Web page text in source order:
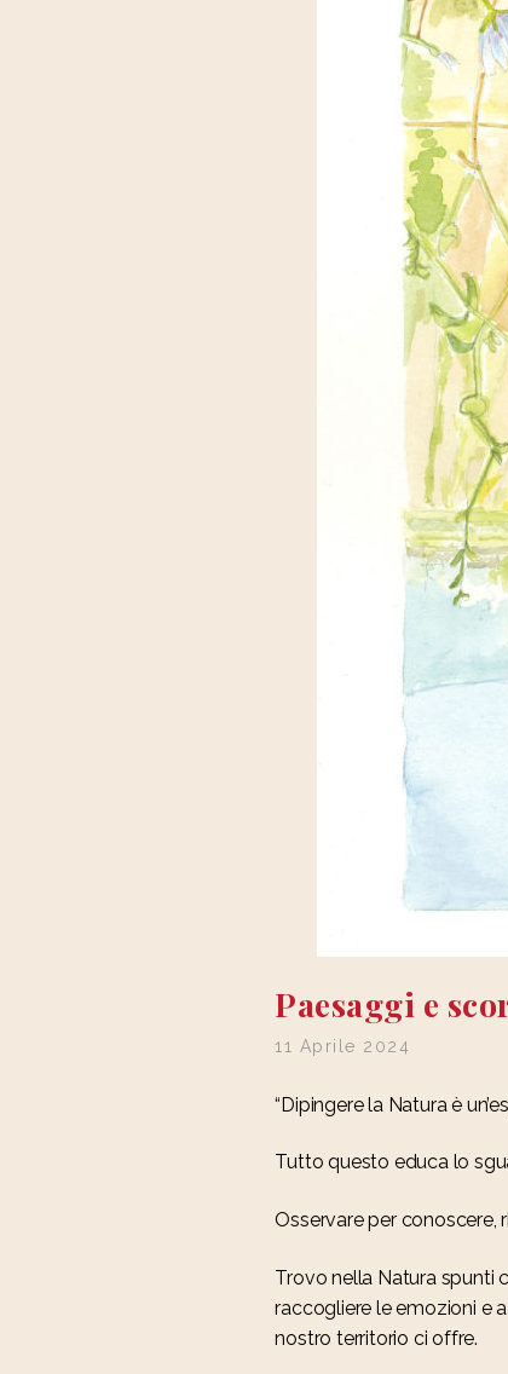
Paesaggi e
11 Aprile 2024
“Dipingere la Natura è
Tutto questo educa lo
Osservare per conoscere,
Trovo nella Natura spunti
raccogliere le emozioni e
nostro territorio ci offre.